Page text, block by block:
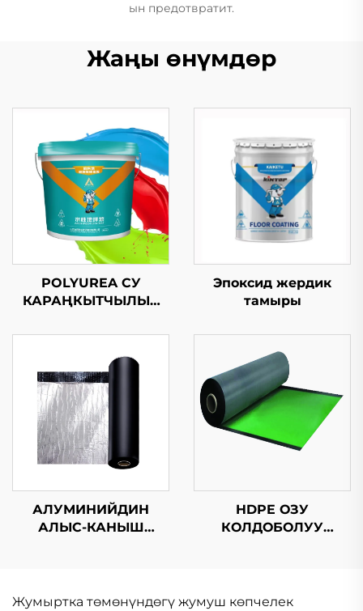
ын предотвратит.
Жаңы өнүмдөр
POLYUREA СУ
КАРАҢКЫТЧЫЛЫК
Эпоксид жердик
тамыры
АЛУМИНИЙДИН
АЛЫС-КАНЫШ
HDPE ОЗУ
КОЛДОБОЛУУ
МЕМБРАНАСЫ
Жумыртка төмөнүндөгү жумуш көпчелек